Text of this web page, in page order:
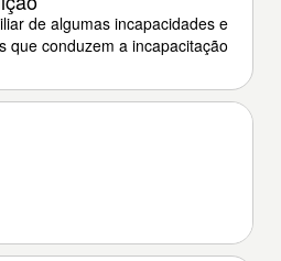
de algumas incapacidades e
que conduzem a incapacitação